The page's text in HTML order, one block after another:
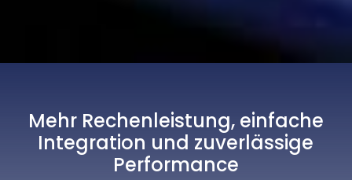
Mehr Rechenleistung, einfache
Integration und zuverlässige
Performance